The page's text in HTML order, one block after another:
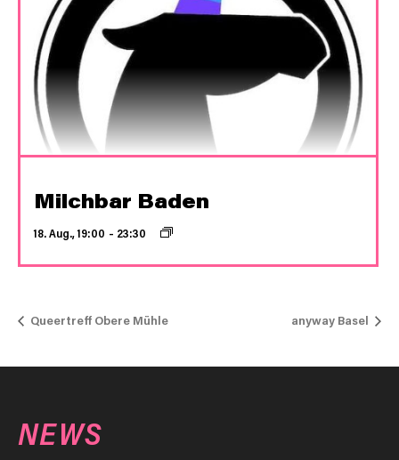
Milchbar Baden
18. Aug., 19:00 – 23:30
Queertreff Obere Mühle anyway Basel
NEWS